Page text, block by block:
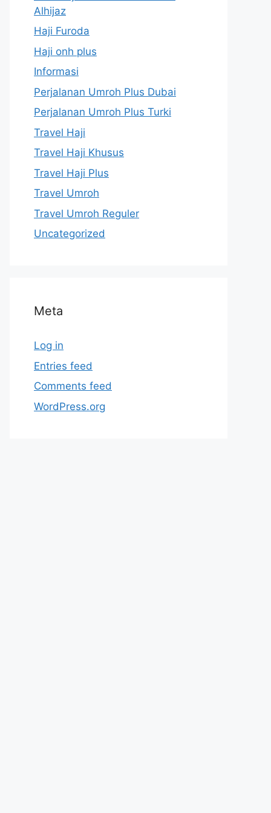
Alhijaz
Haji Furoda
Haji onh plus
Informasi
Perjalanan Umroh Plus Dubai
Perjalanan Umroh Plus Turki
Travel Haji
Travel Haji Khusus
Travel Haji Plus
Travel Umroh
Travel Umroh Reguler
Uncategorized
Meta
Log in
Entries feed
Comments feed
WordPress.org